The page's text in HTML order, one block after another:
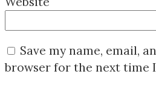
Save my name, email,
browser for the next time